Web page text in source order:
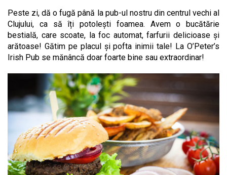
Peste zi, dă o fugă până la pub-ul nostru din centrul vechi al
Clujului, ca să îți potolești foamea. Avem o bucătărie
bestială, care scoate, la foc automat, farfurii delicioase și
arătoase! Gătim pe placul și pofta inimii tale! La O’Peter’s
Irish Pub se mănâncă doar foarte bine sau extraordinar!